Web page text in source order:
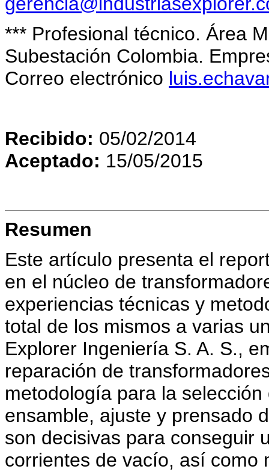
*** Profesional técnico. Área
Subestación Colombia.
Correo electrónico
Recibido: 05/02/2014
Aceptado: 15/05/2015
Resumen
Este artículo presenta el
en el núcleo de
experiencias técnicas y
total de los mismos a varias
Explorer Ingeniería S. A. S.,
reparación de
metodología para la
ensamble, ajuste y prensado
son decisivas para conseguir
corrientes de vacío, así como